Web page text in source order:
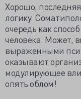
Хорошо,
логику.
очередь как
человека. Может,
выраженными
оказывают
модулирующее
опять облом!